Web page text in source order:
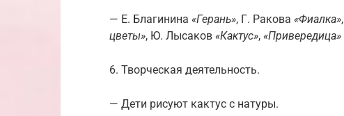
— Е. Благинина «Герань», Г. Ракова «Фиалка»,
цветы», Ю. Лысаков «Кактус», «Привередица»
6. Творческая деятельность.
— Дети рисуют кактус с натуры.